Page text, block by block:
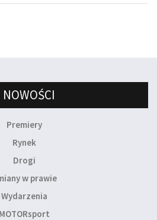
NOWOŚCI
Premiery
Rynek
Drogi
w prawie
Wydarzenia
MOTORsport